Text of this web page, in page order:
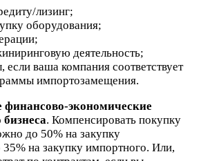
лизинг;
оборудования;
деятельность;
если ваша компания соответствует
импортозамещения.
экономические
. Компенсировать покупку
до 50% на закупку
35% на закупку импортного. Или,